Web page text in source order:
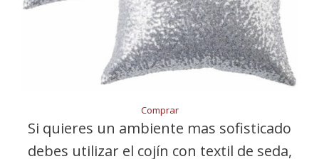
Comprar
Si quieres un ambiente mas sofisticado
debes utilizar el cojín con textil de seda,